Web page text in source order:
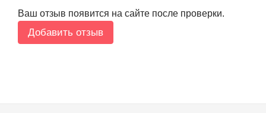
Ваш отзыв появится на сайте после проверки.